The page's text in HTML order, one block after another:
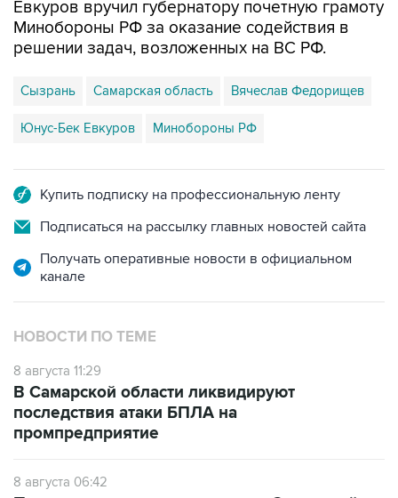
решении задач, возложенных на ВС РФ.
Сызрань Самарская область Вячеслав Федорищев
Юнус-Бек Евкуров Минобороны РФ
Подписаться на рассылку главных новостей сайта
Получать оперативные новости в официальном
НОВОСТИ ПО ТЕМЕ
8 августа 11:29
последствия атаки БПЛА на
промпредприятие
8 августа 06:42
области подверглось атаке БПЛА